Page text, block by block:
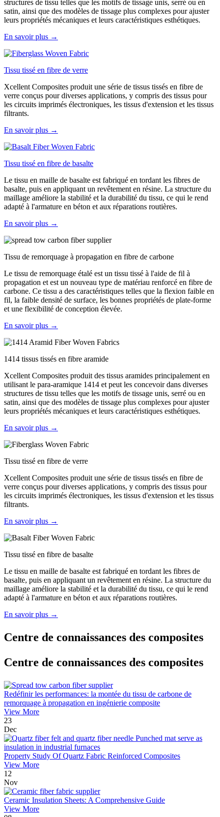
structures de tissu telles que les motifs de tissage unis, serré ou en
satin, ainsi que des modèles de tissage plus complexes pour ajuster
leurs propriétés mécaniques et leurs caractéristiques esthétiques.
En savoir plus →
Tissu tissé en fibre de verre
Xcellent Composites produit une série de tissus tissés en fibre de
verre conçus pour diverses applications, y compris des tissus pour
les circuits imprimés électroniques, les tissus d'extension et les tissus
filtrants.
En savoir plus →
Tissu tissé en fibre de basalte
Le tissu en maille de basalte est fabriqué en tordant les fibres de
basalte, puis en appliquant un revêtement en résine. La structure du
maillage améliore la stabilité et la durabilité du tissu, ce qui le rend
adapté à l'armature en béton et aux réparations routières.
En savoir plus →
Tissu de remorquage à propagation en fibre de carbone
Le tissu de remorquage étalé est un tissu tissé à l'aide de fil à
propagation et est un nouveau type de matériau renforcé en fibre de
carbone. Ce tissu a des caractéristiques telles que la flexion faible en
fil, la faible densité de surface, les bonnes propriétés de plate-forme
et une flexibilité de conception élevée.
En savoir plus →
1414 tissus tissés en fibre aramide
Xcellent Composites produit des tissus aramides principalement en
utilisant le para-aramique 1414 et peut les concevoir dans diverses
structures de tissu telles que les motifs de tissage unis, serré ou en
satin, ainsi que des modèles de tissage plus complexes pour ajuster
leurs propriétés mécaniques et leurs caractéristiques esthétiques.
En savoir plus →
Tissu tissé en fibre de verre
Xcellent Composites produit une série de tissus tissés en fibre de
verre conçus pour diverses applications, y compris des tissus pour
les circuits imprimés électroniques, les tissus d'extension et les tissus
filtrants.
En savoir plus →
Tissu tissé en fibre de basalte
Le tissu en maille de basalte est fabriqué en tordant les fibres de
basalte, puis en appliquant un revêtement en résine. La structure du
maillage améliore la stabilité et la durabilité du tissu, ce qui le rend
adapté à l'armature en béton et aux réparations routières.
En savoir plus →
Centre de connaissances des composites
Centre de connaissances des composites
Redéfinir les performances: la montée du tissu de carbone de
remorquage à propagation en ingénierie composite
View More
23
Dec
Property Study Of Quartz Fabric Reinforced Composites
View More
12
Nov
Ceramic Insulation Sheets: A Comprehensive Guide
View More